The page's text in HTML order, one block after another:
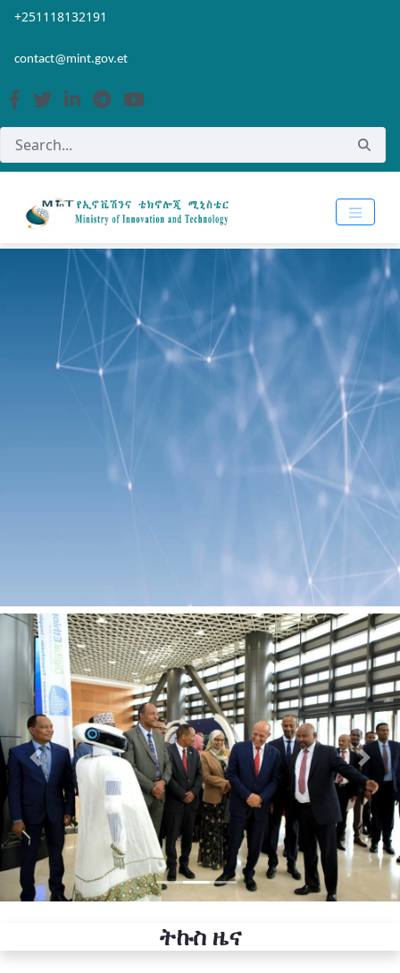
Skip to Main Content
Open Accessibility Menu
+251118132191
contact@mint.gov.et
Previous Next
ትኩስ ዜና